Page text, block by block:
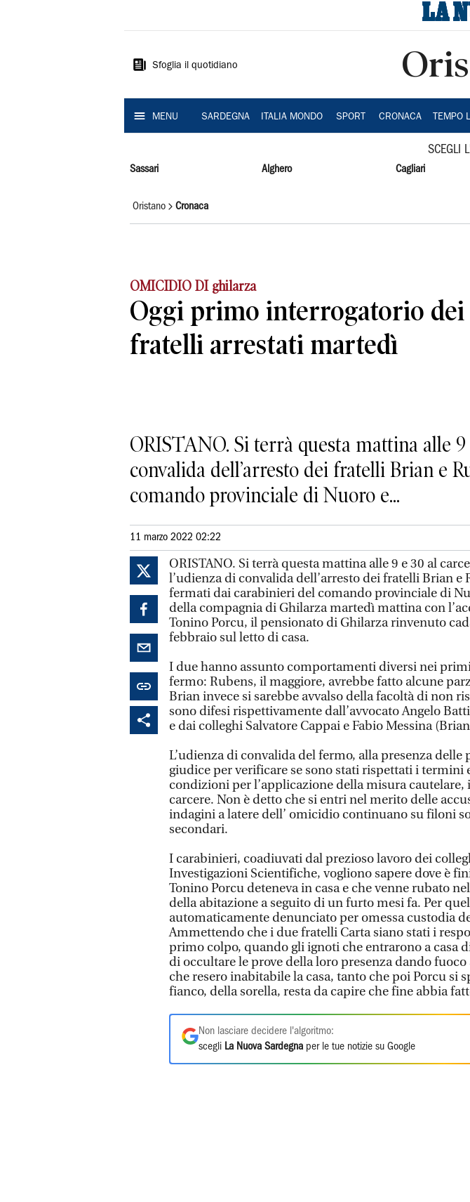
Sardegna
Sfoglia il quotidiano
MENU SARDEGNA ITALIA MONDO SPORT CRONACA TEMPO
SCEGLI
Sassari Alghero Cagliari
Oristano Cronaca
OMICIDIO DI ghilarza
Oggi primo interrogatorio dei
fratelli arrestati martedì
ORISTANO. Si terrà questa mattina alle
convalida dell’arresto dei fratelli Brian e
comando provinciale di Nuoro e...
11 marzo 2022 02:22
ORISTANO. Si terrà questa mattina alle 9 e 30 al
l’udienza di convalida dell’arresto dei fratelli Brian e
fermati dai carabinieri del comando provinciale di
della compagnia di Ghilarza martedì mattina con
Tonino Porcu, il pensionato di Ghilarza rinvenuto
febbraio sul letto di casa.
I due hanno assunto comportamenti diversi nei
fermo: Rubens, il maggiore, avrebbe fatto alcune
Brian invece si sarebbe avvalso della facoltà di non
sono difesi rispettivamente dall’avvocato Angelo
e dai colleghi Salvatore Cappai e Fabio Messina
L’udienza di convalida del fermo, alla presenza delle
giudice per verificare se sono stati rispettati i termini
condizioni per l’applicazione della misura cautelare,
carcere. Non è detto che si entri nel merito delle
indagini a latere dell’ omicidio continuano su filoni
secondari.
I carabinieri, coadiuvati dal prezioso lavoro dei
Investigazioni Scientifiche, vogliono sapere dove è
Tonino Porcu deteneva in casa e che venne rubato
della abitazione a seguito di un furto mesi fa. Per
automaticamente denunciato per omessa custodia
Ammettendo che i due fratelli Carta siano stati i
primo colpo, quando gli ignoti che entrarono a casa
di occultare le prove della loro presenza dando
che resero inabitabile la casa, tanto che poi Porcu si
fianco, della sorella, resta da capire che fine abbia
Non lasciare decidere l'algoritmo:
scegli La Nuova Sardegna per le tue notizie su Google